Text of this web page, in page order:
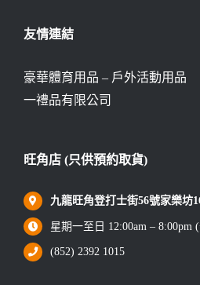
友情連結
豪華體育用品 – 戶外活動用品
一禮品有限公司
旺角店 (只供預約取貨)
九龍旺角登打士街56號家樂坊
星期一至日 12:00am – 8:00pm
(852) 2392 1015